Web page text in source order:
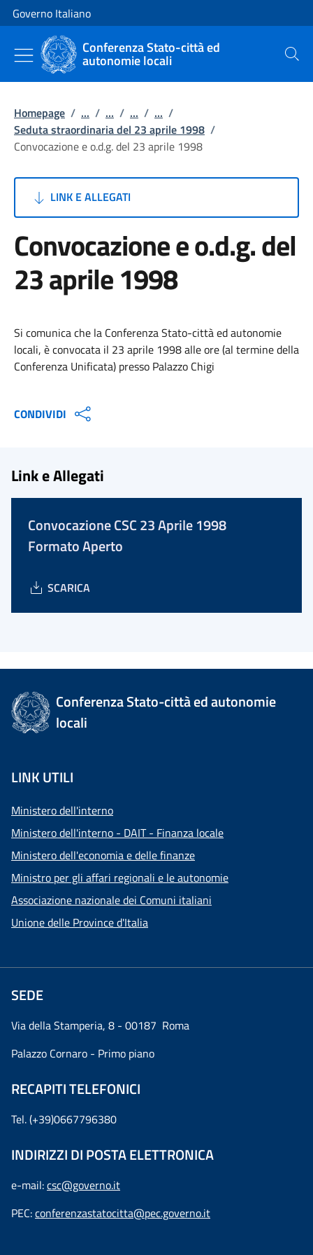
Vai al contenuto
Vai alla navigazione del sito
Governo Italiano
Conferenza Stato-città ed
autonomie locali Cerca
Homepage / ... / ... / ... / ... /
Seduta straordinaria del 23 aprile 1998 /
Convocazione e o.d.g. del 23 aprile 1998
LINK E ALLEGATI
Convocazione e o.d.g. del
23 aprile 1998
Si comunica che la Conferenza Stato-città ed autonomie
locali, è convocata il 23 aprile 1998 alle ore (al termine della
Conferenza Unificata) presso Palazzo Chigi
CONDIVIDI
Link e Allegati
Convocazione CSC 23 Aprile 1998
Formato Aperto
SCARICA
Conferenza Stato-città ed autonomie
locali
LINK UTILI
Ministero dell'interno
Ministero dell'interno - DAIT - Finanza locale
Ministero dell'economia e delle finanze
Ministro per gli affari regionali e le autonomie
Associazione nazionale dei Comuni italiani
Unione delle Province d'Italia
SEDE
Via della Stamperia, 8 - 00187 Roma
Palazzo Cornaro - Primo piano
RECAPITI TELEFONICI
Tel. (+39)0667796380
INDIRIZZI DI POSTA ELETTRONICA
e-mail:csc@governo.it
PEC:conferenzastatocitta@pec.governo.it